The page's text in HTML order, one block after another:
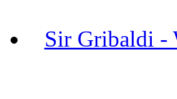
Sir Gribaldi -